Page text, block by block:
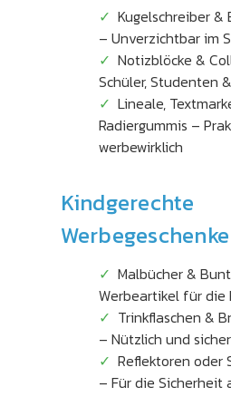
Kugelschreiber
– Unverzichtbar im
Notizblöcke &
Schüler, Studenten
Lineale,
Radiergummis –
werbewirklich
Kindgerechte
Malbücher &
Werbeartikel für die
Trinkflaschen &
– Nützlich und sicher
Reflektoren oder
– Für die Sicherheit